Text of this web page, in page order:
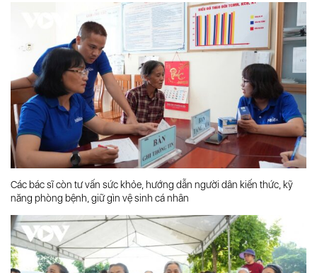
Các bác sĩ còn tư vấn sức khỏe, hướng dẫn người dân kiến thức, kỹ
năng phòng bệnh, giữ gìn vệ sinh cá nhân